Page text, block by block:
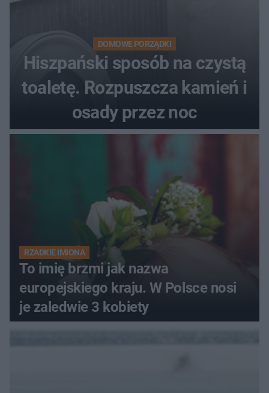
DOMOWE PORZĄDKI
Hiszpański sposób na czystą
toaletę. Rozpuszcza kamień i
osady przez noc
RZADKIE IMIONA
To imię brzmi jak nazwa
europejskiego kraju. W Polsce nosi
je zaledwie 3 kobiety